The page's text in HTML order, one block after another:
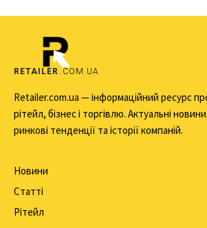
RETAILER .COM.UA
Retailer.com.ua — інформаційний ресурс
рітейл, бізнес і торгівлю. Актуальні
ринкові тенденції та історії компаній.
Новини
Статті
Рітейл